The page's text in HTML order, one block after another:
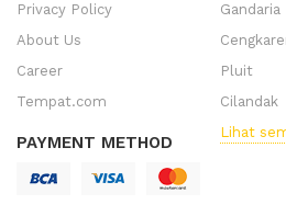
Privacy Policy
About Us
Career
Tempat.com
PAYMENT METHOD
Gandaria
Pluit
Cilandak
Lihat